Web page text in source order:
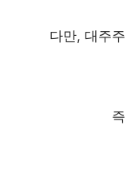
다만, 대주